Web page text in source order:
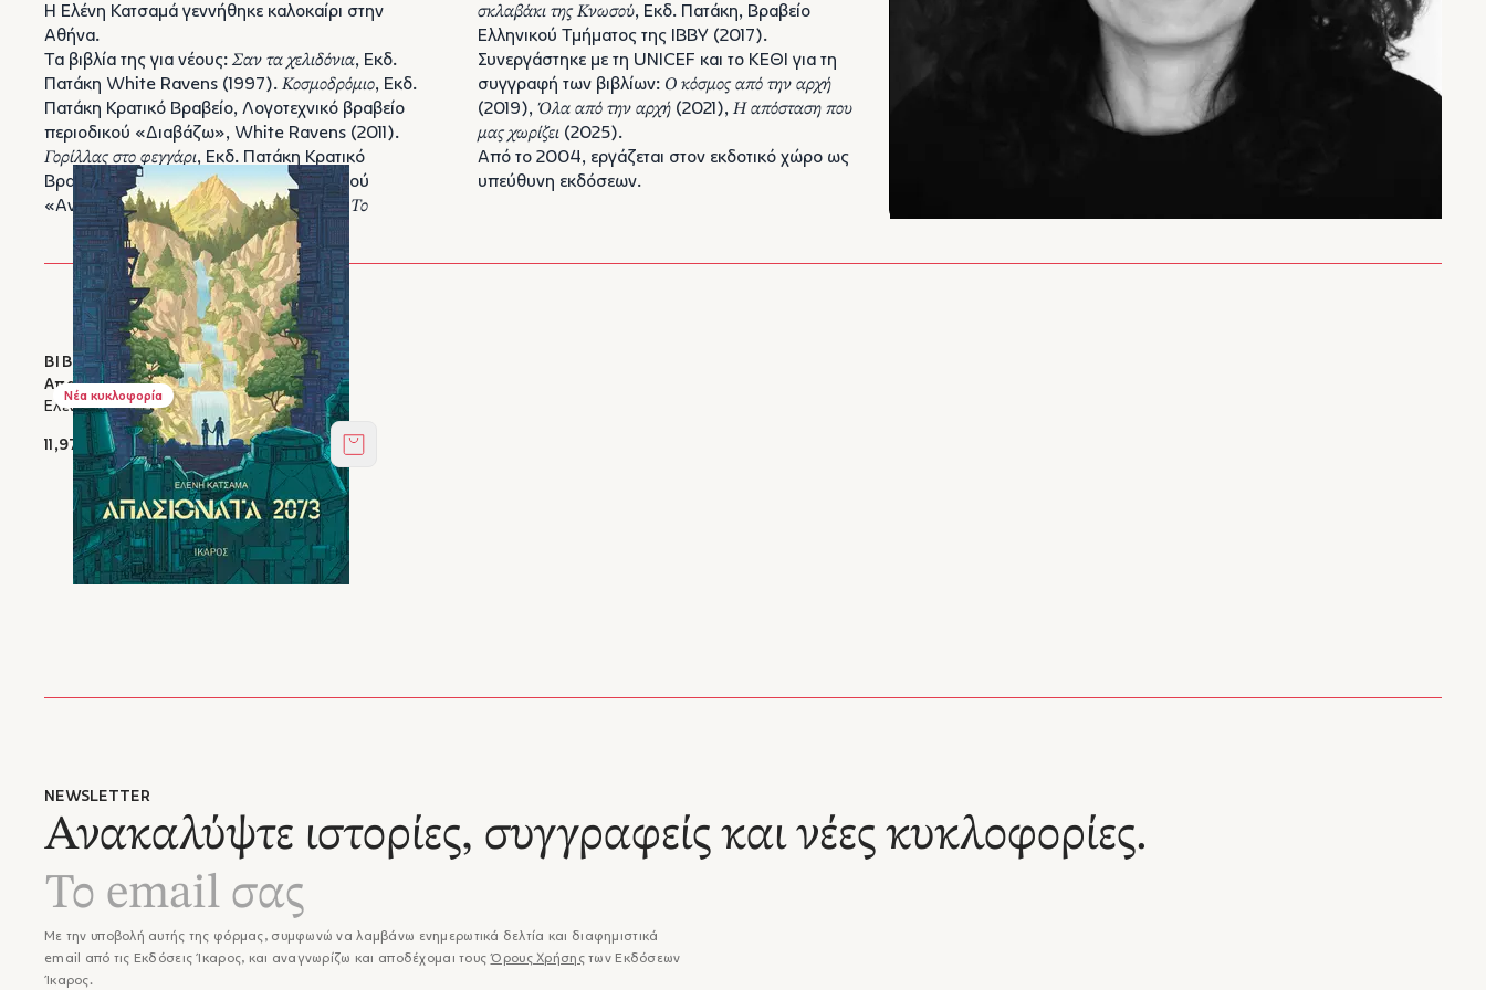
Η Ελένη Κατσαμά γεννήθηκε καλοκαίρι στην
Αθήνα.
Τα βιβλία της για νέους: Σαν τα χελιδόνια, Εκδ.
Πατάκη White Ravens (1997). Κοσμοδρόμιο, Εκδ.
Πατάκη Κρατικό Βραβείο, Λογοτεχνικό βραβείο
περιοδικού «Διαβάζω», White Ravens (2011).
Γορίλλας στο φεγγάρι, Εκδ. Πατάκη Κρατικό
Βραβείο, Λογοτεχνικό βραβείο περιοδικού
«Αναγνώστης», White Ravens (2014). Το
σκλαβάκι της Κνωσού, Εκδ. Πατάκη, Βραβείο
Ελληνικού Τμήματος της IBBY (2017).
Συνεργάστηκε με τη UNICEF και το ΚΕΘΙ για τη
συγγραφή των βιβλίων: Ο κόσμος από την αρχή
(2019), Όλα από την αρχή (2021), Η απόσταση που
μας χωρίζει (2025).
Από το 2004, εργάζεται στον εκδοτικό χώρο ως
υπεύθυνη εκδόσεων.
ΒΙΒΛΙΑ ΣΤΟΝ ΙΚΑΡΟ
Νέα κυκλοφορία
Απασιονάτα 2073
Ελένη Κατσαμά
11,97 € Στο καλάθι
NEWSLETTER
Ανακαλύψτε ιστορίες, συγγραφείς και νέες κυκλοφορίες.
Με την υποβολή αυτής της φόρμας, συμφωνώ να λαμβάνω ενημερωτικά δελτία και διαφημιστικά
email από τις Εκδόσεις Ίκαρος, και αναγνωρίζω και αποδέχομαι τουςΌρους Χρήσηςτων Εκδόσεων
Ίκαρος.